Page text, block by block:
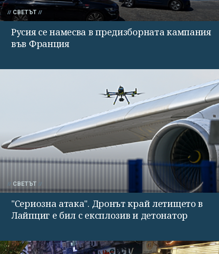
СВЕТЪТ
Русия се намесва в предизборната кампания
във Франция
СВЕТЪТ
"Сериозна атака". Дронът край летището в
Лайпциг е бил с експлозив и детонатор